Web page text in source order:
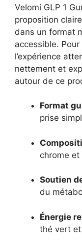
Velomi GLP 1
proposition
dans un format
accessible.
l’expérience
nettement et
autour de ce
Format
prise
chrome
Soutien
du
Énergie
thé vert